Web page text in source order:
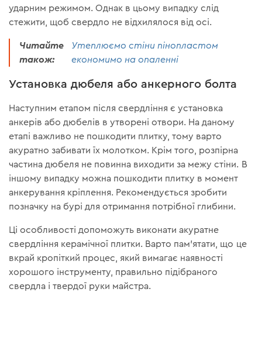
ударним режимом. Однак в цьому випадку слід
стежити, щоб свердло не відхилялося від осі.
Читайте
також:
Утеплюємо стіни пінопластом
економимо на опаленні
Установка дюбеля або анкерного болта
Наступним етапом після свердління є установка
анкерів або дюбелів в утворені отвори. На даному
етапі важливо не пошкодити плитку, тому варто
акуратно забивати їх молотком. Крім того, розпірна
частина дюбеля не повинна виходити за межу стіни. В
іншому випадку можна пошкодити плитку в момент
анкерування кріплення. Рекомендується зробити
позначку на бурі для отримання потрібної глибини.
Ці особливості допоможуть виконати акуратне
свердління керамічної плитки. Варто пам'ятати, що це
вкрай кропіткий процес, який вимагає наявності
хорошого інструменту, правильно підібраного
свердла і твердої руки майстра.